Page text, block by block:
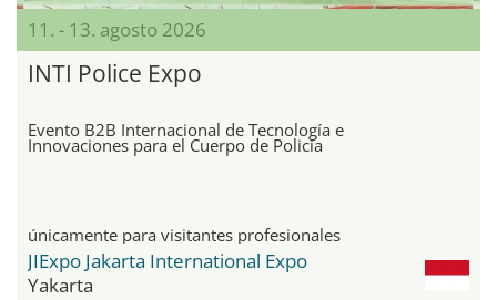
11. - 13. agosto 2026
INTI Police Expo
Evento B2B Internacional de Tecnología e
Innovaciones para el Cuerpo de Policía
únicamente para visitantes profesionales
JIExpo Jakarta International Expo
Yakarta